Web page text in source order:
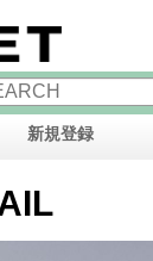
新規登録